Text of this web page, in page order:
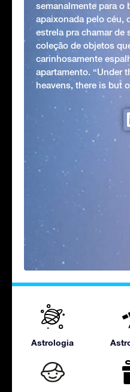
semanalmente para o
apaixonada pelo céu,
estrela pra chamar de
coleção de objetos
carinhosamente
apartamento. “Under
heavens, there is but
Astrologia